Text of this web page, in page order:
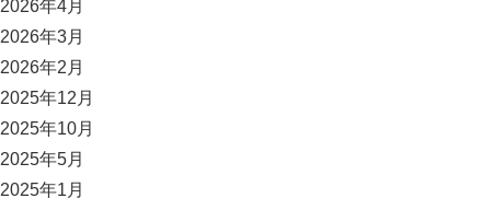
2026年4月
2026年3月
2026年2月
2025年12月
2025年10月
2025年5月
2025年1月